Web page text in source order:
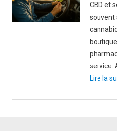
CBD et
souvent
service.
Lire la